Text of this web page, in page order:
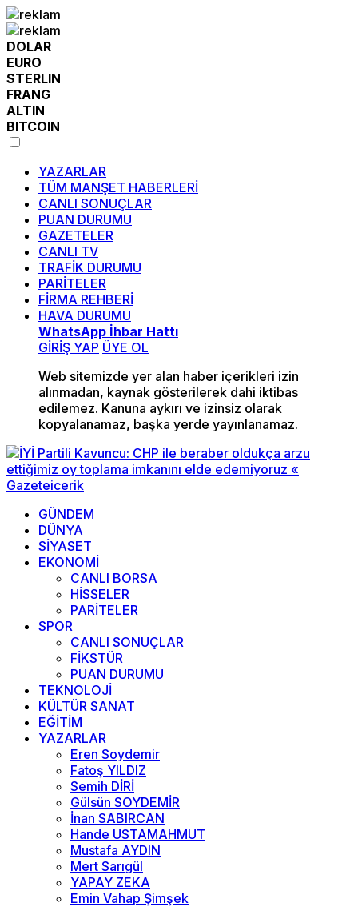
DOLAR
EURO
STERLIN
FRANG
ALTIN
BITCOIN
YAZARLAR
TÜM MANŞET HABERLERİ
CANLI SONUÇLAR
PUAN DURUMU
GAZETELER
CANLI TV
TRAFİK DURUMU
PARİTELER
FİRMA REHBERİ
HAVA DURUMU
WhatsApp İhbar Hattı
GİRİŞ YAP ÜYE OL
Web sitemizde yer alan haber içerikleri izin
alınmadan, kaynak gösterilerek dahi iktibas
edilemez. Kanuna aykırı ve izinsiz olarak
kopyalanamaz, başka yerde yayınlanamaz.
GÜNDEM
DÜNYA
SİYASET
EKONOMİ
CANLI BORSA
HİSSELER
PARİTELER
SPOR
CANLI SONUÇLAR
FİKSTÜR
PUAN DURUMU
TEKNOLOJİ
KÜLTÜR SANAT
EĞİTİM
YAZARLAR
Eren Soydemir
Fatoş YILDIZ
Semih DİRİ
Gülsün SOYDEMİR
İnan SABIRCAN
Hande USTAMAHMUT
Mustafa AYDIN
Mert Sarıgül
YAPAY ZEKA
Emin Vahap Şimşek